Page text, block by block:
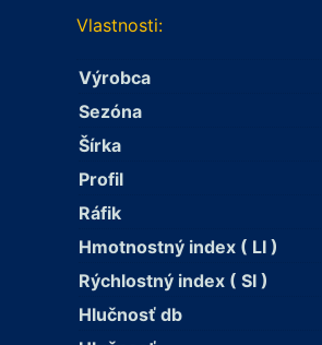
Vlastnosti:
Výrobca
Sezóna
Šírka
Profil
Ráfik
Hmotnostný index ( LI )
Rýchlostný index ( SI )
Hlučnosť db